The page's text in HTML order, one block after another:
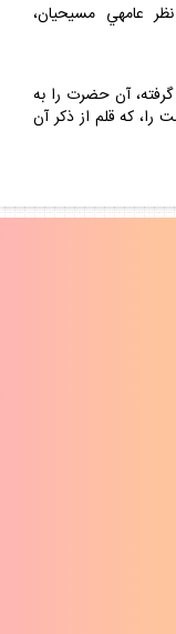
عامه‏ي مسيحيان،
گرفته، آن حضرت را به
را، که قلم از ذکر آن